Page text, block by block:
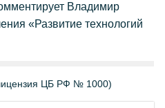
Владимир
«Развитие технологий
ЦБ РФ № 1000)